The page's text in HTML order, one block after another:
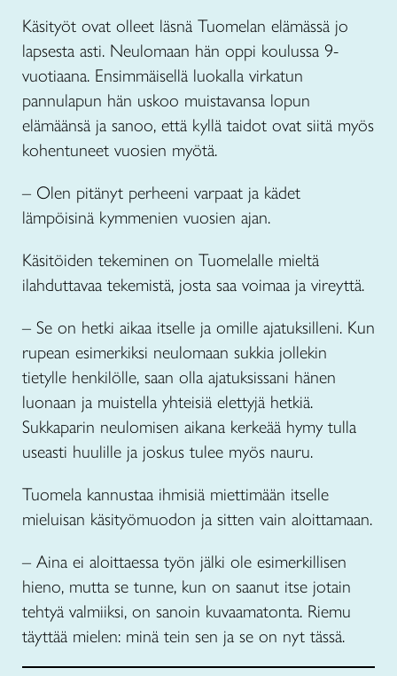
Käsityöt ovat olleet läsnä Tuomelan elämässä jo
lapsesta asti. Neulomaan hän oppi koulussa 9-
vuotiaana. Ensimmäisellä luokalla virkatun
pannulapun hän uskoo muistavansa lopun
elämäänsä ja sanoo, että kyllä taidot ovat siitä myös
kohentuneet vuosien myötä.
– Olen pitänyt perheeni varpaat ja kädet
lämpöisinä kymmenien vuosien ajan.
Käsitöiden tekeminen on Tuomelalle mieltä
ilahduttavaa tekemistä, josta saa voimaa ja vireyttä.
– Se on hetki aikaa itselle ja omille ajatuksilleni. Kun
rupean esimerkiksi neulomaan sukkia jollekin
tietylle henkilölle, saan olla ajatuksissani hänen
luonaan ja muistella yhteisiä elettyjä hetkiä.
Sukkaparin neulomisen aikana kerkeää hymy tulla
useasti huulille ja joskus tulee myös nauru.
Tuomela kannustaa ihmisiä miettimään itselle
mieluisan käsityömuodon ja sitten vain aloittamaan.
– Aina ei aloittaessa työn jälki ole esimerkillisen
hieno, mutta se tunne, kun on saanut itse jotain
tehtyä valmiiksi, on sanoin kuvaamatonta. Riemu
täyttää mielen: minä tein sen ja se on nyt tässä.